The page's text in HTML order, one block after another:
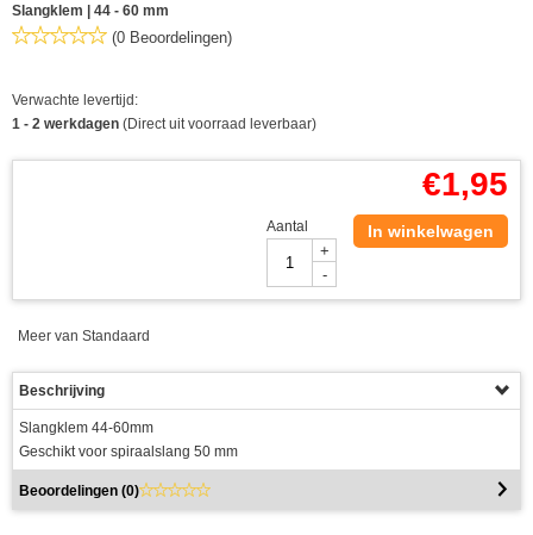
Slangklem | 44 - 60 mm
(0 Beoordelingen)
Verwachte levertijd:
1 - 2 werkdagen (Direct uit voorraad leverbaar)
€1,95
Aantal
+
-
In winkelwagen
Meer van Standaard
Beschrijving
Slangklem 44-60mm
Geschikt voor spiraalslang 50 mm
Beoordelingen (0)